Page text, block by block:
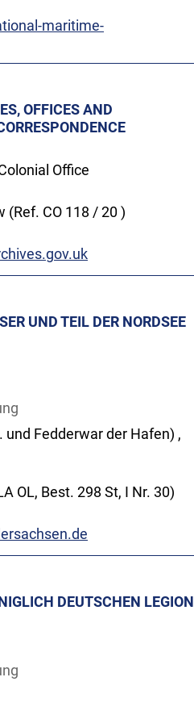
maritime-
OFFICES AND
Office
(Ref. CO 118 / 20 )
UND TEIL DER NORDSEE
und Fedderwar der Hafen) ,
OL, Best. 298 St, I Nr. 30)
DEUTSCHEN LEGION